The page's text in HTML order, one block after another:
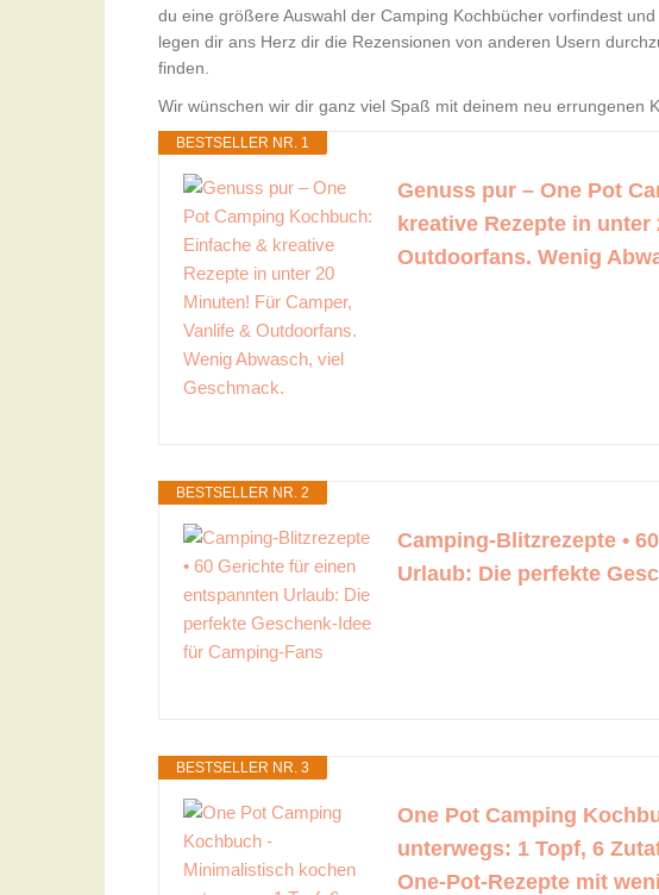
du eine größere Auswahl der Camping Kochbücher vorfindest
legen dir ans Herz dir die Rezensionen von anderen Usern
finden.
Wir wünschen wir dir ganz viel Spaß mit deinem neu errungenen
BESTSELLER NR. 1
Genuss pur – One Pot
kreative Rezepte in
Outdoorfans. Wenig
BESTSELLER NR. 2
Camping-Blitzrezepte •
Urlaub: Die perfekte
BESTSELLER NR. 3
One Pot Camping
unterwegs: 1 Topf, 6
One-Pot-Rezepte mit